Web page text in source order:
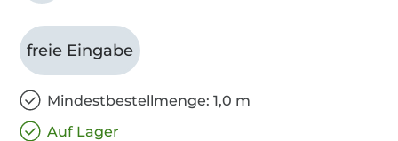
freie Eingabe
Mindestbestellmenge: 1,0 m
Auf Lager